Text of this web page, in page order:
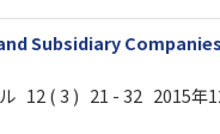
Subsidiary Companies—
12 ( 3 ) 21 - 32 2015年